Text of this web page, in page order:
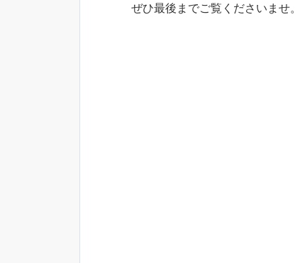
ぜひ最後までご覧くださいませ。